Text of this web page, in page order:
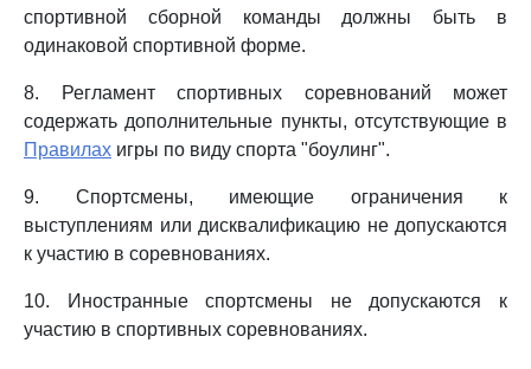
спортивной сборной команды должны быть в
одинаковой спортивной форме.
8. Регламент спортивных соревнований может
содержать дополнительные пункты, отсутствующие в
Правилах игры по виду спорта "боулинг".
9. Спортсмены, имеющие ограничения к
выступлениям или дисквалификацию не допускаются
к участию в соревнованиях.
10. Иностранные спортсмены не допускаются к
участию в спортивных соревнованиях.